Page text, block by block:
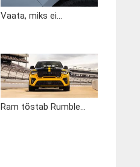
Vaata, miks ei...
Ram tõstab Rumble...